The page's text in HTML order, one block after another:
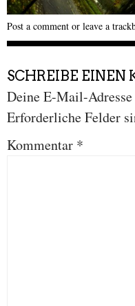
Post a comment or leave a
SCHREIBE
Deine E-Mail-
Erforderliche Felder
Kommentar *